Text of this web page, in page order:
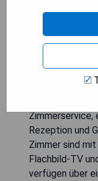
Unterkünfte
kostenfreien
einer
klimatisierte
Nähe sind
Zimmerservice,
Rezeption und
Zimmer sind
Flachbild-TV
verfügen über